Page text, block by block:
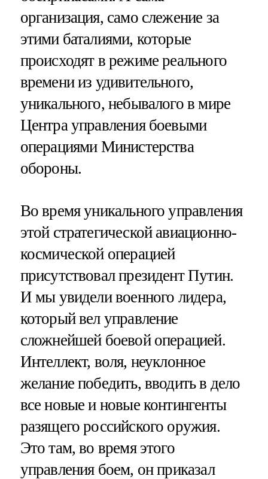
организация, само слежение за
этими баталиями, которые
происходят в режиме реального
времени из удивительного,
уникального, небывалого в мире
Центра управления боевыми
операциями Министерства
обороны.
Во время уникального управления
этой стратегической авиационно-
космической операцией
присутствовал президент Путин.
И мы увидели военного лидера,
который вел управление
сложнейшей боевой операцией.
Интеллект, воля, неуклонное
желание победить, вводить в дело
все новые и новые контингенты
разящего российского оружия.
Это там, во время этого
управления боем, он приказал